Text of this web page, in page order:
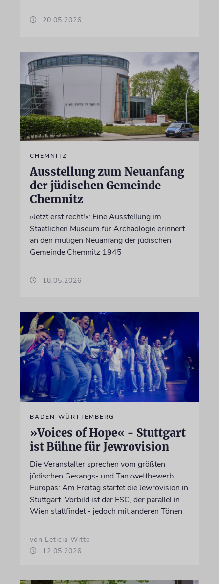
20.05.2026
CHEMNITZ
Ausstellung zum Neuanfang
der jüdischen Gemeinde
Chemnitz
»Jetzt erst recht!«: Eine Ausstellung im
Staatlichen Museum für Archäologie erinnert
an den mutigen Neuanfang der jüdischen
Gemeinde Chemnitz 1945
18.05.2026
BADEN-WÜRTTEMBERG
»Voices of Hope« - Stuttgart
ist Bühne für Jewrovision
Die Veranstalter sprechen vom größten
jüdischen Gesangs- und Tanzwettbewerb
Europas: Am Freitag startet die Jewrovision in
Stuttgart. Vorbild ist der ESC, der parallel in
Wien stattfindet - jedoch mit anderen Tönen
von Leticia Witte
12.05.2026